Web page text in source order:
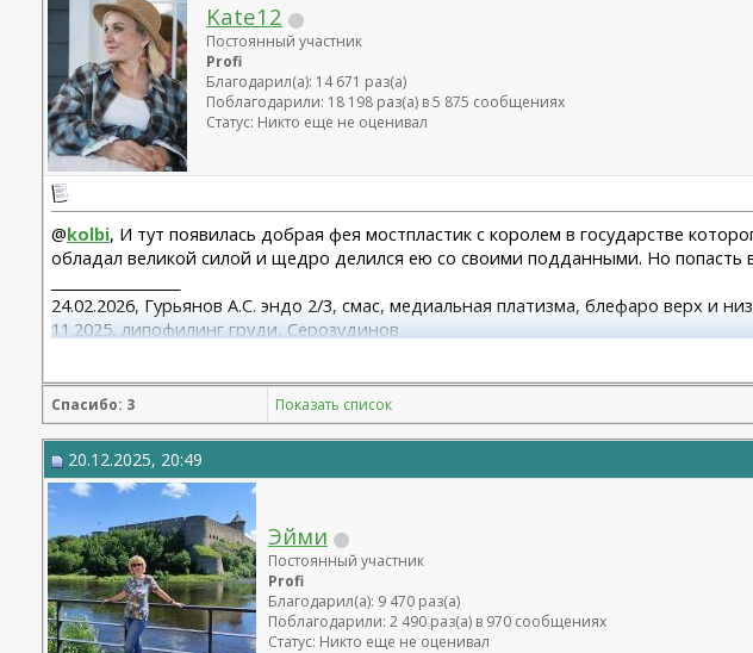
Kate12
Постоянный участник
Profi
Благодарил(а): 14 671 раз(а)
Поблагодарили: 18 198 раз(а) в 5 875 сообщениях
Статус: Никто еще не оценивал
@kolbi, И тут появилась добрая фея мостпластик с королем в государстве
обладал великой силой и щедро делился ею со своими подданными. Но попасть
24.02.2026, Гурьянов А.С. эндо 2/3, смас, медиальная платизма, блефаро верх и
11.2025, липофилинг груди, Серозудинов
08.2015, allergan 240, 255. Аврамович А.Г., Клиника СЛ (молодости и красоты)
Спасибо: 3 Показать список
20.12.2025, 20:49
Эйми
Постоянный участник
Profi
Благодарил(а): 9 470 раз(а)
Поблагодарили: 2 490 раз(а) в 970 сообщениях
Статус: Никто еще не оценивал